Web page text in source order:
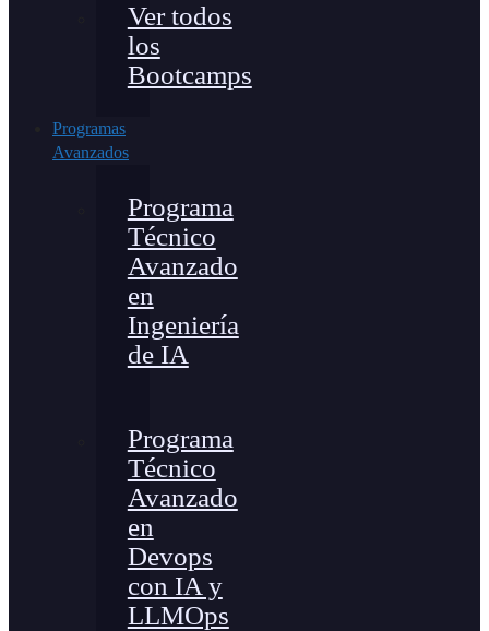
Ver todos
los
Bootcamps
Programas
Avanzados
Programa
Técnico
Avanzado
en
Ingeniería
de IA
Programa
Técnico
Avanzado
en
Devops
con IA y
LLMOps